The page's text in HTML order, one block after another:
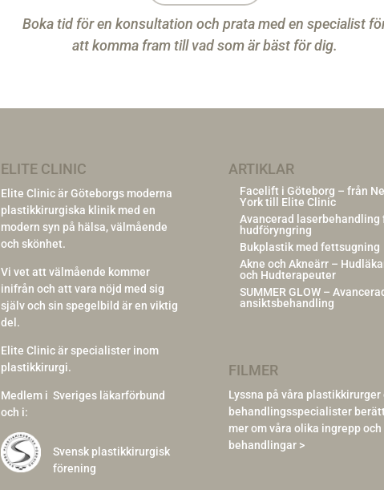
Boka tid för en konsultation och prata med en specialist
att komma fram till vad som är bäst för dig.
ELITE CLINIC
Elite Clinic är Göteborgs moderna
plastikkirurgiska klinik med en
modern syn på hälsa, välmående
och skönhet.
Vi vet att välmående kommer
inifrån och att vara nöjd med sig
själv och sin spegelbild är en viktig
del.
Elite Clinic är specialister inom
plastikkirurgi.
Medlem i Sveriges läkarförbund
och i:
Svensk plastikkirurgisk
förening
ARTIKLAR
Facelift i Göteborg – från
York till Elite Clinic
Avancerad laserbehandling
hudföryngring
Bukplastik med fettsugning
Akne och Akneärr –
och Hudterapeuter
SUMMER GLOW –
ansiktsbehandling
FILMER
Lyssna på våra plastikkirurger
behandlingsspecialister
mer om våra olika ingrepp och
behandlingar >